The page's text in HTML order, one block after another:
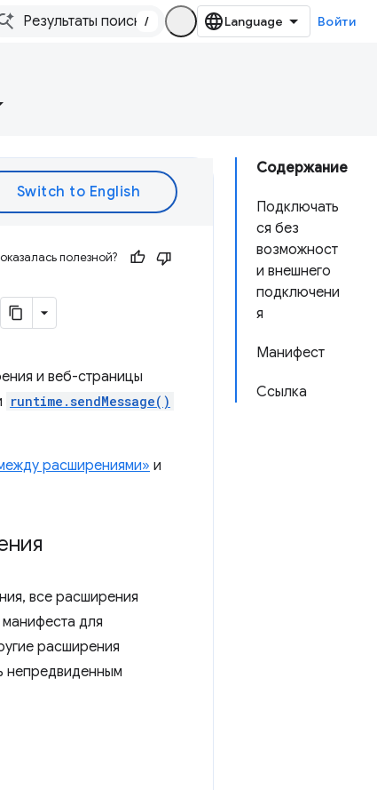
/ Войти
Содержание
Подключать
ся без
возможност
и внешнего
подключени
я
Манифест
Ссылка
полезной?
и веб-страницы
runtime.sendMessage()
расширениями» и
все расширения
для
расширения
непредвиденным